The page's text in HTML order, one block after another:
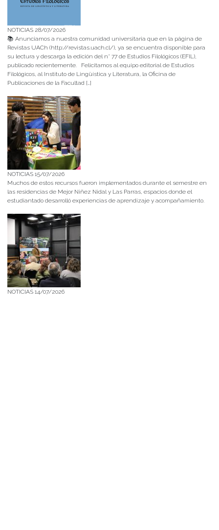
NOTICIAS 28/07/2026
📚 Anunciamos a nuestra comunidad universitaria que en la página de
Revistas UACh (http://revistas.uach.cl/), ya se encuentra disponible para
su lectura y descarga la edición del n° 77 de Estudios Filológicos (EFIL),
publicado recientemente. Felicitamos al equipo editorial de Estudios
Filológicos, al Instituto de Lingüística y Literatura, la Oficina de
Publicaciones de la Facultad […]
NOTICIAS 15/07/2026
Muchos de estos recursos fueron implementados durante el semestre en
las residencias de Mejor Niñez Nidal y Las Parras, espacios donde el
estudiantado desarrolló experiencias de aprendizaje y acompañamiento.
NOTICIAS 14/07/2026